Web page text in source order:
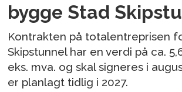
bygge Stad
Kontrakten på totalentreprisen
Skipstunnel har en verdi på ca.
eks. mva. og skal signeres i
er planlagt tidlig i 2027.